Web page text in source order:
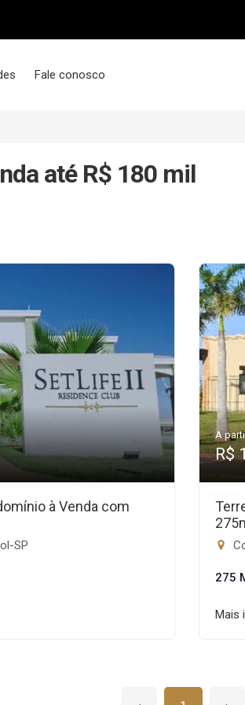
Fale conosco
até R$ 180 mil
à Venda com
SP
A
R$
275
Mais